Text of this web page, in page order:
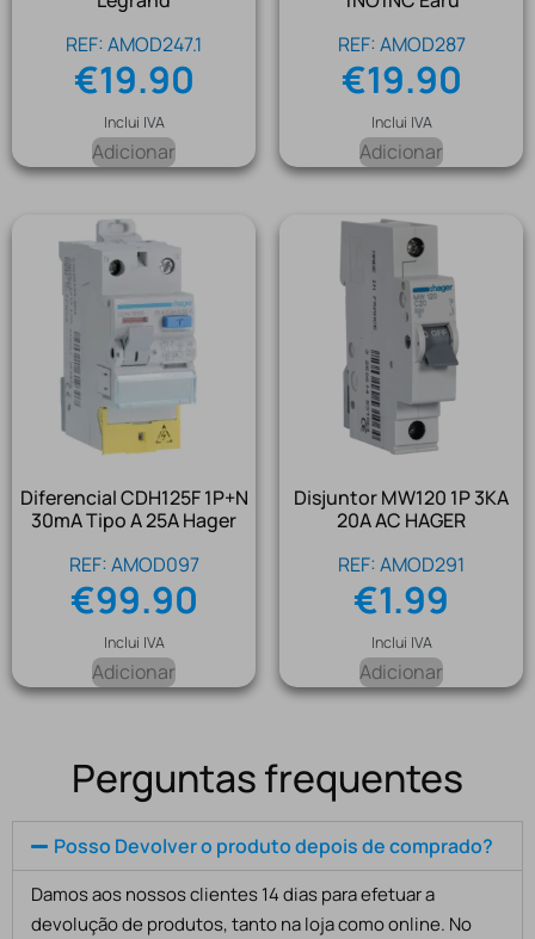
REF: AMOD247.1
€19.90
Inclui IVA
Adicionar
REF: AMOD287
€19.90
Inclui IVA
Adicionar
Diferencial CDH125F 1P+N
30mA Tipo A 25A Hager
REF: AMOD097
€99.90
Inclui IVA
Adicionar
Disjuntor MW120 1P 3KA
20A AC HAGER
REF: AMOD291
€1.99
Inclui IVA
Adicionar
Perguntas frequentes
Posso Devolver o produto depois de comprado?
Damos aos nossos clientes 14 dias para efetuar a
devolução de produtos, tanto na loja como online. No